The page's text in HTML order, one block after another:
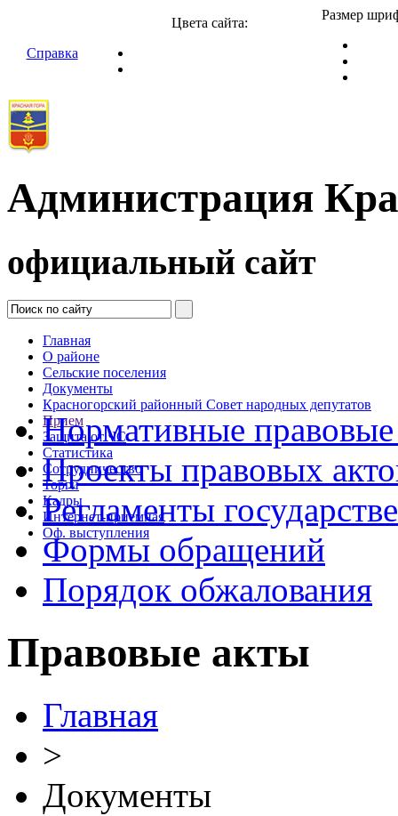
Справка
Цвета сайта:
Размер
Администрация
официальный сайт
Главная
О районе
Сельские поселения
Документы
Красногорский районный Совет народных депутатов
Прием
Защита от ЧС
Статистика
Сотрудничество
Торги
Кадры
Интернет-приемная
Оф. выступления
Нормативные
Проекты правовых
Регламенты
Формы обращений
Порядок обжалования
Правовые акты
Главная
>
Документы